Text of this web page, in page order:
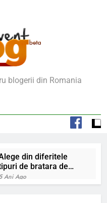
– Cu Si
blogerii din Romania
din diferitele
de bratara de
Ani Ago